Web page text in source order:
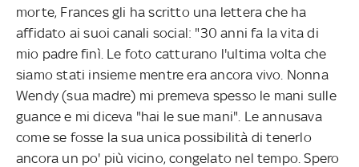
morte, Frances gli ha scritto una lettera che ha
affidato ai suoi canali social: "30 anni fa la vita di
mio padre finì. Le foto catturano l'ultima volta che
siamo stati insieme mentre era ancora vivo. Nonna
Wendy (sua madre) mi premeva spesso le mani sulle
guance e mi diceva "hai le sue mani". Le annusava
come se fosse la sua unica possibilità di tenerlo
ancora un po' più vicino, congelato nel tempo. Spero